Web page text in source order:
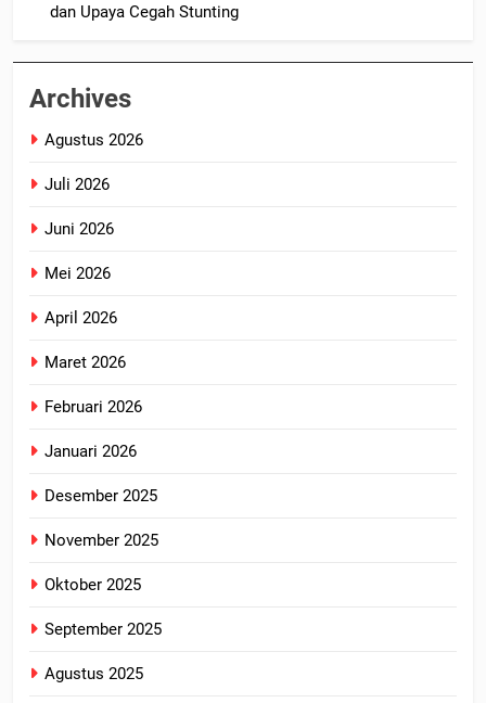
dan Upaya Cegah Stunting
Archives
Agustus 2026
Juli 2026
Juni 2026
Mei 2026
April 2026
Maret 2026
Februari 2026
Januari 2026
Desember 2025
November 2025
Oktober 2025
September 2025
Agustus 2025